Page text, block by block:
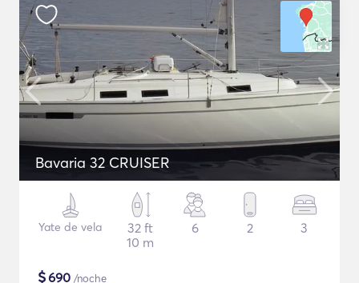
Bavaria 32 CRUISER
Yate de vela
32 ft
10 m
6 2 3
$690 /noche